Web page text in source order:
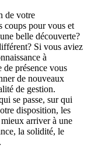
de votre
coups pour vous et
belle découverte?
Si vous aviez
à
de présence vous
de nouveaux
de gestion.
se passe, sur qui
disposition, les
arriver à une
la solidité, le